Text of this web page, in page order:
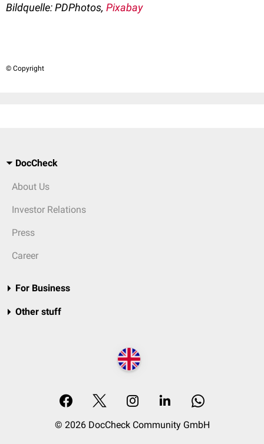
Bildquelle: PDPhotos, Pixabay
© Copyright
DocCheck
About Us
Investor Relations
Press
Career
For Business
Other stuff
© 2026 DocCheck Community GmbH